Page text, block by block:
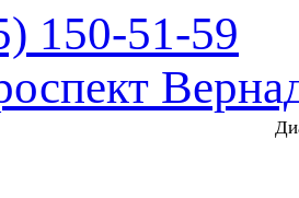
150-51-59